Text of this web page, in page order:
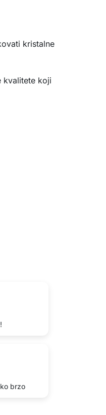
kristalne
kvalitete koji
brzo